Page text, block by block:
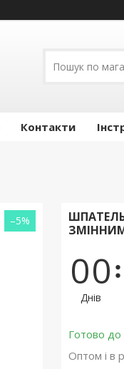
Контакти
–5%
00
Днів
Готово до
Оптом і в